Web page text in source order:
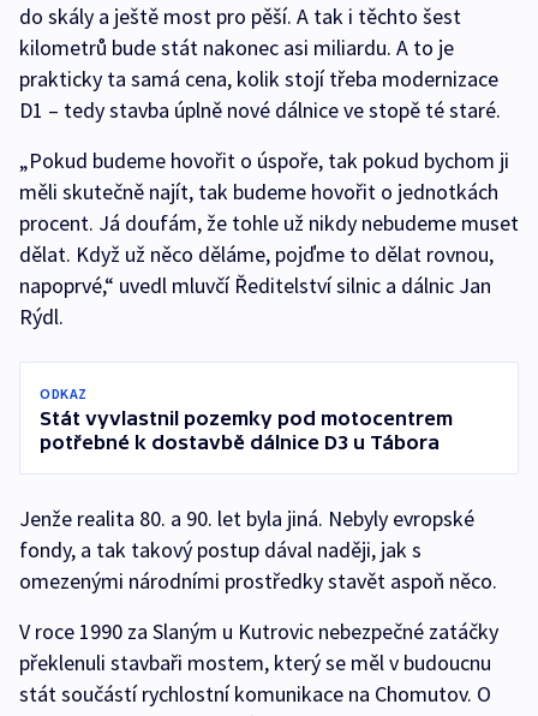
do skály a ještě most pro pěší. A tak i těchto šest
kilometrů bude stát nakonec asi miliardu. A to je
prakticky ta samá cena, kolik stojí třeba modernizace
D1 – tedy stavba úplně nové dálnice ve stopě té staré.
„Pokud budeme hovořit o úspoře, tak pokud bychom ji
měli skutečně najít, tak budeme hovořit o jednotkách
procent. Já doufám, že tohle už nikdy nebudeme muset
dělat. Když už něco děláme, pojďme to dělat rovnou,
napoprvé,“ uvedl mluvčí Ředitelství silnic a dálnic Jan
Rýdl.
ODKAZ
Stát vyvlastnil pozemky pod motocentrem
potřebné k dostavbě dálnice D3 u Tábora
Jenže realita 80. a 90. let byla jiná. Nebyly evropské
fondy, a tak takový postup dával naději, jak s
omezenými národními prostředky stavět aspoň něco.
V roce 1990 za Slaným u Kutrovic nebezpečné zatáčky
překlenuli stavbaři mostem, který se měl v budoucnu
stát součástí rychlostní komunikace na Chomutov. O